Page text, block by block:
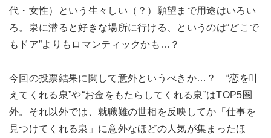
代・女性）という生々しい（？）願望まで用途はいろい
ろ。泉に潜ると好きな場所に行ける、というのは“どこで
もドア”よりもロマンティックかも…？
今回の投票結果に関して意外というべきか…？ “恋を叶
えてくれる泉”や“お金をもたらしてくれる泉”はTOP5圏
外。それ以外では、就職難の世相を反映してか「仕事を
見つけてくれる泉」に意外なほどの人気が集まったほ